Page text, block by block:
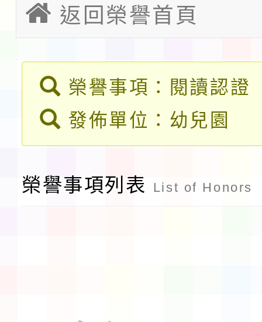
賽實施要點」1份
本市「115學年度學生
展演活動實施計畫」
請一案
社團法人中華民國畫廊
026 ART TAIPEI臺北
本校115學年度第1學
告(採1次公告分次招考)
0 小時業訓練課程
轉知本市體育總會划船
返回榮譽首頁
榮譽事項：閱讀認證
發佈單位：幼兒園
榮譽事項列表 List of Honors